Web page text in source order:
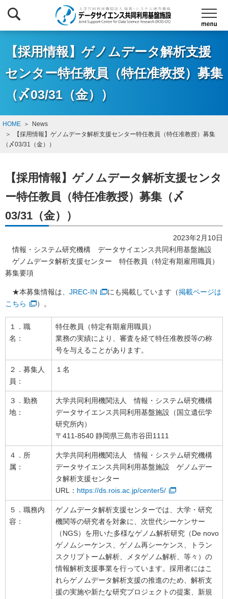
【採用情報】ゲノムデータ解析支援
センター特任教員（特任准教授）募集
（〆03/31（金））
HOME
News
【採用情報】ゲノムデータ解析支援センター特任教員（特任准教授）募集
（〆03/31（金））
【採用情報】ゲノムデータ解析支援センタ
ー特任教員（特任准教授）募集（〆
03/31（金））
2023年2月10日
情報・システム研究機構 データサイエンス共同利用基盤施設
ゲノムデータ解析支援センター 特任教員（特定有期雇用職員）
募集要項
★本募集情報は、 JREC-IN にも掲載しています（掲載ページは
こちら
）。
１．職
名：
特任教員（特定有期雇用職員）
業務の実績により、審査を経て特任准教授等の称
号を与えることがあります。
２．募集人
員：
１名
３．勤務
地：
大学共同利用機関法人 情報・システム研究機構
データサイエンス共同利用基盤施設（国立遺伝学
研究所内）
〒411-8540 静岡県三島市谷田1111
４．所
属：
大学共同利用機関法人 情報・システム研究機構
データサイエンス共同利用基盤施設 ゲノムデー
タ解析支援センター
URL： https://ds.rois.ac.jp/center5/
５．職務内
容：
ゲノムデータ解析支援センターでは、大学・研究
機関等の研究者を対象に、次世代シーケンサー
（NGS）を用いた多様なゲノム解析研究（De novo
ゲノムシーケンス、ゲノム再シーケンス、トラン
スクリプトーム解析、メタゲノム解析、等々）の
情報解析支援事業を行っています。採用者にはこ
れらゲノムデータ解析支援の推進のため、解析支
援の実施や新たな研究プロジェクトの提案、新規